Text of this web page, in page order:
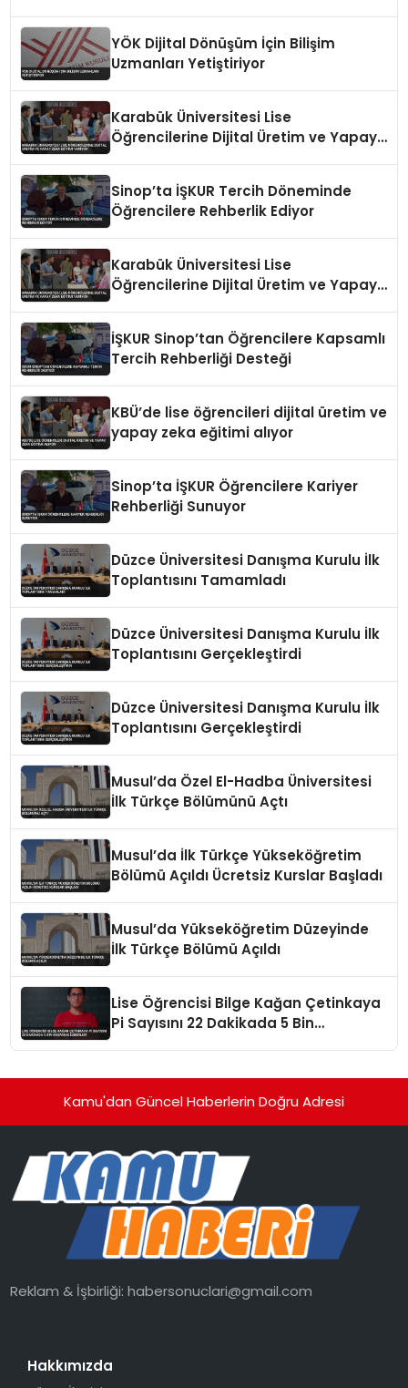
YÖK Dijital Dönüşüm İçin Bilişim
Uzmanları Yetiştiriyor
Karabük Üniversitesi Lise
Öğrencilerine Dijital Üretim ve Yapay
Sinop’ta İŞKUR Tercih Döneminde
Öğrencilere Rehberlik Ediyor
Karabük Üniversitesi Lise
Öğrencilerine Dijital Üretim ve Yapay
İŞKUR Sinop’tan Öğrencilere Kapsamlı
Tercih Rehberliği Desteği
KBÜ’de lise öğrencileri dijital üretim ve
yapay zeka eğitimi alıyor
Sinop’ta İŞKUR Öğrencilere Kariyer
Rehberliği Sunuyor
Düzce Üniversitesi Danışma Kurulu İlk
Toplantısını Tamamladı
Düzce Üniversitesi Danışma Kurulu İlk
Toplantısını Gerçekleştirdi
Düzce Üniversitesi Danışma Kurulu İlk
Toplantısını Gerçekleştirdi
Musul’da Özel El-Hadba Üniversitesi
İlk Türkçe Bölümünü Açtı
Musul’da İlk Türkçe Yükseköğretim
Bölümü Açıldı Ücretsiz Kurslar Başladı
Musul’da Yükseköğretim Düzeyinde
İlk Türkçe Bölümü Açıldı
Lise Öğrencisi Bilge Kağan Çetinkaya
Pi Sayısını 22 Dakikada 5 Bin
Kamu'dan Güncel Haberlerin Doğru Adresi
Reklam & İşbirliği:habersonuclari@gmail.com
Hakkımızda